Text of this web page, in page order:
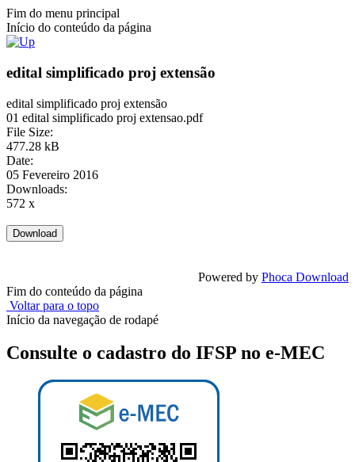
Fim do menu principal
Início do conteúdo da página
edital simplificado proj extensão
edital simplificado proj extensão
01 edital simplificado proj extensao.pdf
File Size:
477.28 kB
Date:
05 Fevereiro 2016
Downloads:
572 x
Powered by Phoca Download
Fim do conteúdo da página
Voltar para o topo
Início da navegação de rodapé
Consulte o cadastro do IFSP no e-MEC